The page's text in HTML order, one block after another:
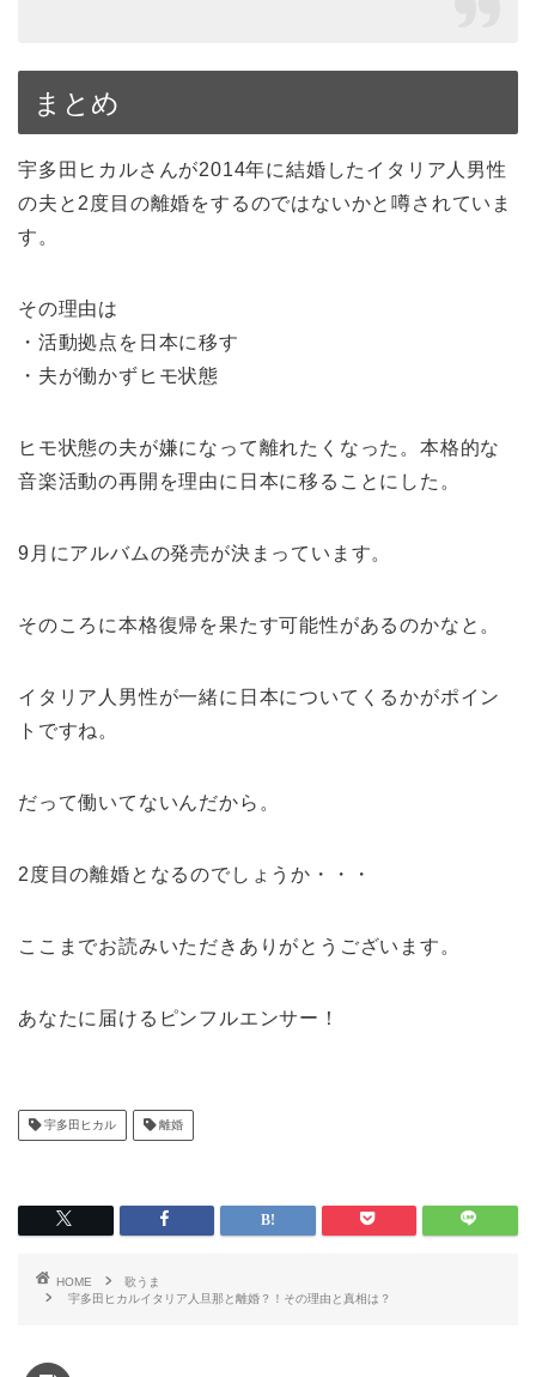
まとめ
宇多田ヒカルさんが2014年に結婚したイタリア人男性
の夫と2度目の離婚をするのではないかと噂されていま
す。
その理由は
・活動拠点を日本に移す
・夫が働かずヒモ状態
ヒモ状態の夫が嫌になって離れたくなった。本格的な
音楽活動の再開を理由に日本に移ることにした。
9月にアルバムの発売が決まっています。
そのころに本格復帰を果たす可能性があるのかなと。
イタリア人男性が一緒に日本についてくるかがポイン
トですね。
だって働いてないんだから。
2度目の離婚となるのでしょうか・・・
ここまでお読みいただきありがとうございます。
あなたに届けるピンフルエンサー！
宇多田ヒカル 離婚
HOME
歌うま
宇多田ヒカルイタリア人旦那と離婚？！その理由と真相は？